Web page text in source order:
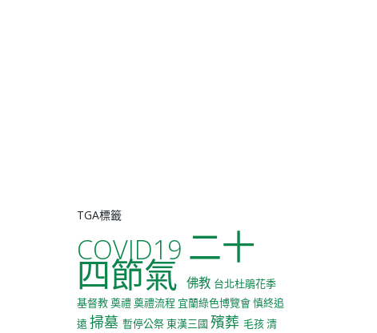
TGA標籤
COVID19 二十
四節氣 佛教 台北杜鵑花季
基督教奠禮奠禮流程 宜蘭綠色博覽會慎終追
遠掃墓 暫停公祭東漢三國 殯葬 毛孩清